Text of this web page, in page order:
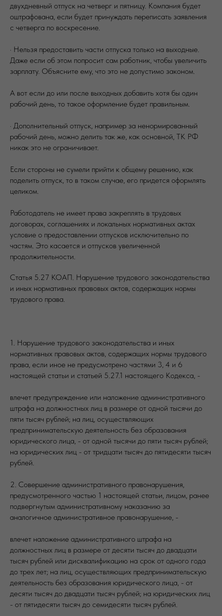
двухдневный отпуск на четверг и пятницу. Компания будет
оштрафована, если будет принуждать переписать заявления
с четверга по воскресение.
· Нельзя предоставить части отпуска только на выходные.
Даже если об этом попросит сам работник, чтобы увеличить
зарплату. Объясните ему, что это не допустимо законом.
А вот если до или после выходных добавить хотя бы один
рабочий день, то такое оформление будет правильным.
· Дополнительный отпуск, например за ненормированный
рабочий день, можно делить так же, как основной, ТК РФ
никак это не ограничивает.
Если стороны не сумели прийти к общему решению, как
поделить отпуск, то в таком случае, его придется оформлять
целиком.
Работодатель не имеет права закреплять в трудовых
договорах, соглашениях и локальных нормативных актах
условие о предоставлении отпусков исключительно по
частям. Это касается и отпусков увеличенной
продолжительности.
Статья 5.27 КОАП. Нарушение трудового законодательства
и иных нормативных правовых актов, содержащих нормы
трудового права.
1. Нарушение трудового законодательства и иных
нормативных правовых актов, содержащих нормы трудового
права, если иное не предусмотрено частями 3, 4 и 6
настоящей статьи и статьей 5.27.1 настоящего Кодекса, -
влечет предупреждение или наложение административного
штрафа на должностных лиц в размере от одной тысячи до
пяти тысяч рублей; на лиц, осуществляющих
предпринимательскую деятельность без образования
юридического лица, - от одной тысячи до пяти тысяч рублей;
на юридических лиц - от тридцати тысяч до пятидесяти тысяч
рублей.
2. Совершение административного правонарушения,
предусмотренного частью 1 настоящей статьи, лицом, ранее
подвергнутым административному наказанию за
аналогичное административное правонарушение, -
влечет наложение административного штрафа на
должностных лиц в размере от десяти тысяч до двадцати
тысяч рублей или дисквалификацию на срок от одного года
до трех лет; на лиц, осуществляющих предпринимательскую
деятельность без образования юридического лица, - от
десяти тысяч до двадцати тысяч рублей; на юридических лиц
- от пятидесяти тысяч до семидесяти тысяч рублей.